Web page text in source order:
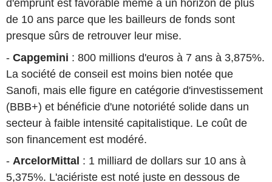
d'emprunt est favorable même à un horizon de plus
de 10 ans parce que les bailleurs de fonds sont
presque sûrs de retrouver leur mise.
- Capgemini : 800 millions d'euros à 7 ans à 3,875%.
La société de conseil est moins bien notée que
Sanofi, mais elle figure en catégorie d'investissement
(BBB+) et bénéficie d'une notoriété solide dans un
secteur à faible intensité capitalistique. Le coût de
son financement est modéré.
- ArcelorMittal : 1 milliard de dollars sur 10 ans à
5,375%. L'aciériste est noté juste en dessous de